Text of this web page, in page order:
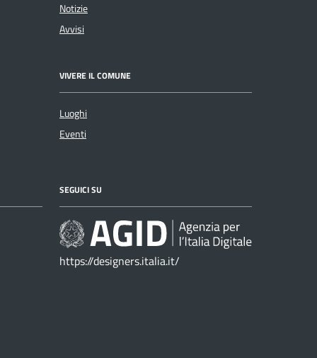
Notizie
Avvisi
VIVERE IL COMUNE
Luoghi
Eventi
SEGUICI SU
https://designers.italia.it/